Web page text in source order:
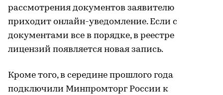
рассмотрения документов заявителю
приходит онлайн-уведомление. Если с
документами все в порядке, в реестре
лицензий появляется новая запись.
Кроме того, в середине прошлого года
подключили Минпромторг России к